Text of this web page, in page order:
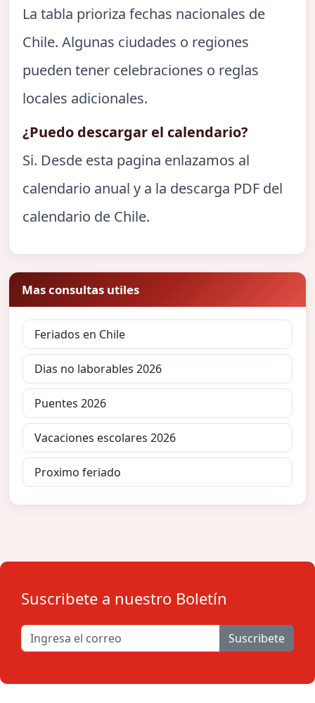
La tabla prioriza fechas nacionales de
Chile. Algunas ciudades o regiones
pueden tener celebraciones o reglas
locales adicionales.
¿Puedo descargar el calendario?
Si. Desde esta pagina enlazamos al
calendario anual y a la descarga PDF del
calendario de Chile.
Mas consultas utiles
Feriados en Chile
Dias no laborables 2026
Puentes 2026
Vacaciones escolares 2026
Proximo feriado
Suscribete a nuestro Boletín
Suscribete